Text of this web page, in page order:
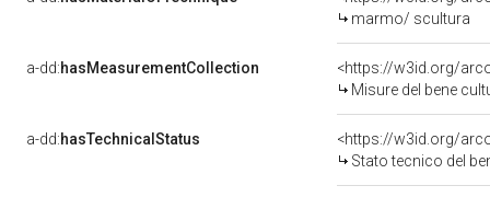
marmo/ scultura
a-dd:hasMeasurementCollection
<https://w3id.org/
Misure del bene
a-dd:hasTechnicalStatus
<https://w3id.org/
Stato tecnico del